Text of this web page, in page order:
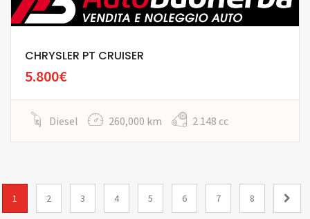
CHRYSLER PT CRUISER
5.800€
Diesel 260,000 km 2 148 cc
1 2 3 4 5 6 7 8